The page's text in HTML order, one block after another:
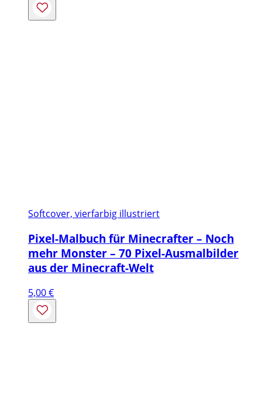
Softcover, vierfarbig illustriert
Pixel-Malbuch für Minecrafter – Noch
mehr Monster – 70 Pixel-Ausmalbilder
aus der Minecraft-Welt
5,00€